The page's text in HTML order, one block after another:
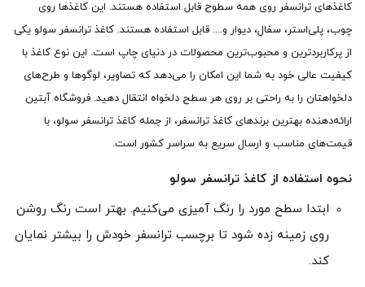
کاغذهای ترانسفر روی همه سطوح قابل استفاده هستند. این کاغذها روی
چوب، پلی‌استر، سفال، دیوار و.... قابل استفاده هستند. کاغذ ترانسفر سولو یکی
از پرکاربردترین و محبوب‌ترین محصولات در دنیای چاپ است. این نوع کاغذ با
کیفیت عالی خود به شما این امکان را می‌دهد که تصاویر، لوگوها و طرح‌های
دلخواهتان را به راحتی بر روی هر سطح دلخواه انتقال دهید. فروشگاه آبتین
ارائه‌دهنده بهترین برندهای کاغذ ترانسفر، از جمله کاغذ ترانسفر سولو، با
قیمت‌های مناسب و ارسال سریع به سراسر کشور است.
نحوه استفاده از کاغذ ترانسفر سولو
ابتدا سطح مورد را رنگ آمیزی می‌کنیم. بهتر است رنگ روشن
روی زمینه زده شود تا برچسب ترانسفر خودش را بیشتر نمایان
کند.